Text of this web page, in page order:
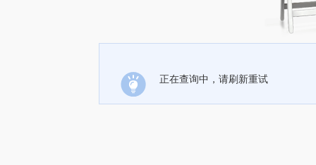
正在查询中，请刷新重试